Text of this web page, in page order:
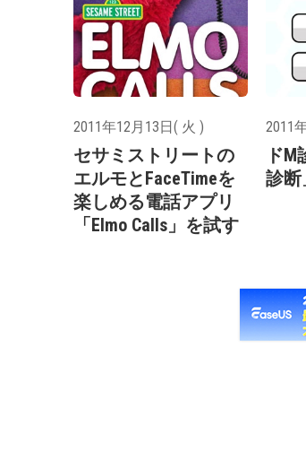
2011年12月13日( 火 )
セサミストリートの
エルモとFaceTimeを
楽しめる電話アプリ
「Elmo Calls」を試す
2011
ド
診断